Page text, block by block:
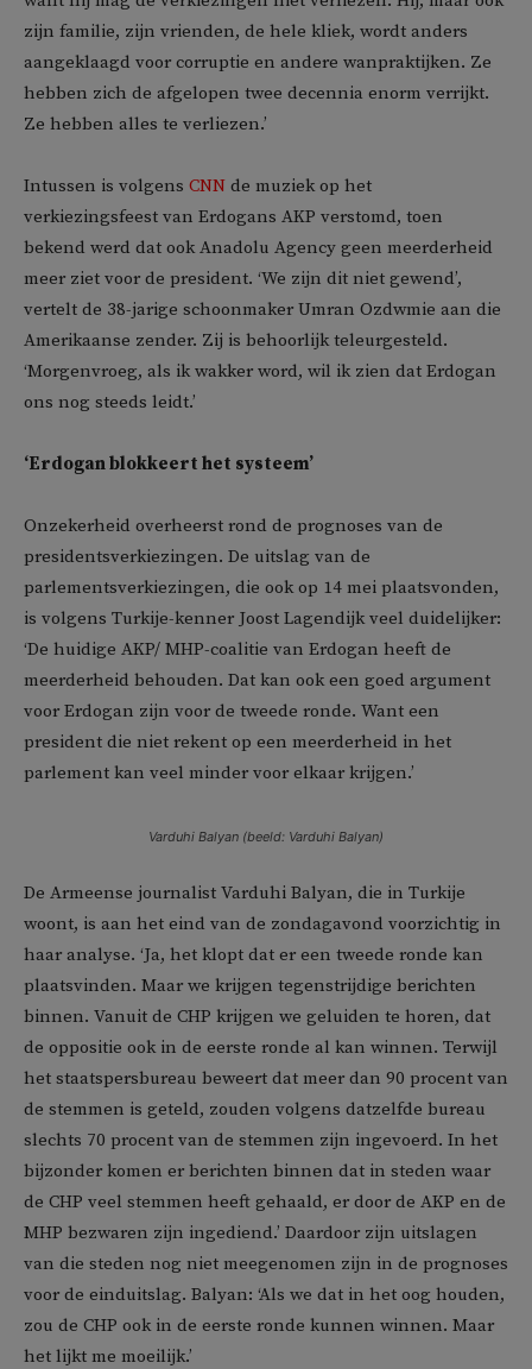
zijn familie, zijn vrienden, de hele kliek, wordt anders
aangeklaagd voor corruptie en andere wanpraktijken. Ze
hebben zich de afgelopen twee decennia enorm verrijkt.
Ze hebben alles te verliezen.’
Intussen is volgens CNN de muziek op het
verkiezingsfeest van Erdogans AKP verstomd, toen
bekend werd dat ook Anadolu Agency geen meerderheid
meer ziet voor de president. ‘We zijn dit niet gewend’,
vertelt de 38-jarige schoonmaker Umran Ozdwmie aan die
Amerikaanse zender. Zij is behoorlijk teleurgesteld.
‘Morgenvroeg, als ik wakker word, wil ik zien dat Erdogan
ons nog steeds leidt.’
‘Erdogan blokkeert het systeem’
Onzekerheid overheerst rond de prognoses van de
presidentsverkiezingen. De uitslag van de
parlementsverkiezingen, die ook op 14 mei plaatsvonden,
is volgens Turkije-kenner Joost Lagendijk veel duidelijker:
‘De huidige AKP/ MHP-coalitie van Erdogan heeft de
meerderheid behouden. Dat kan ook een goed argument
voor Erdogan zijn voor de tweede ronde. Want een
president die niet rekent op een meerderheid in het
parlement kan veel minder voor elkaar krijgen.’
Varduhi Balyan (beeld: Varduhi Balyan)
De Armeense journalist Varduhi Balyan, die in Turkije
woont, is aan het eind van de zondagavond voorzichtig in
haar analyse. ‘Ja, het klopt dat er een tweede ronde kan
plaatsvinden. Maar we krijgen tegenstrijdige berichten
binnen. Vanuit de CHP krijgen we geluiden te horen, dat
de oppositie ook in de eerste ronde al kan winnen. Terwijl
het staatspersbureau beweert dat meer dan 90 procent van
de stemmen is geteld, zouden volgens datzelfde bureau
slechts 70 procent van de stemmen zijn ingevoerd. In het
bijzonder komen er berichten binnen dat in steden waar
de CHP veel stemmen heeft gehaald, er door de AKP en de
MHP bezwaren zijn ingediend.’ Daardoor zijn uitslagen
van die steden nog niet meegenomen zijn in de prognoses
voor de einduitslag. Balyan: ‘Als we dat in het oog houden,
zou de CHP ook in de eerste ronde kunnen winnen. Maar
het lijkt me moeilijk.’